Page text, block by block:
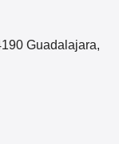
Guadalajara,